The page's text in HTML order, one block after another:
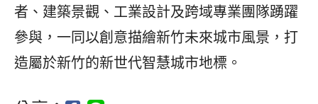
者、建築景觀、工業設計及跨域專業團隊踴躍
參與，一同以創意描繪新竹未來城市風景，打
造屬於新竹的新世代智慧城市地標。